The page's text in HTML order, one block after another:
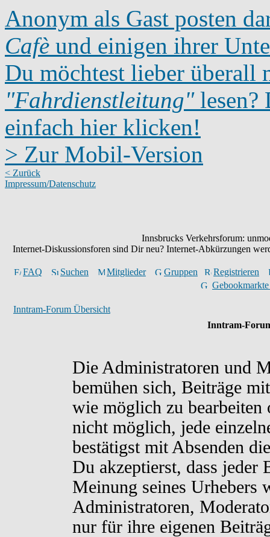
Anonym als Gast posten
Cafè und einigen ihrer
Du möchtest lieber überall
"Fahrdienstleitung"lesen?
einfach hier klicken!
> Zur Mobil-Version
< Zurück
Impressum/Datenschutz
Innsbrucks Verkehrsforum:
Internet-Diskussionsforen sind Dir neu? Internet-Abkürzungen
FAQ Suchen Mitglieder Gruppen
Registrieren
Inntram-Forum Übersicht
Inntram-
Die Administratoren und
bemühen sich, Beiträge
wie möglich zu bearbeiten
nicht möglich, jede
bestätigst mit Absenden
Du akzeptierst, dass jeder
Meinung seines Urhebers
Administratoren,
nur für ihre eigenen